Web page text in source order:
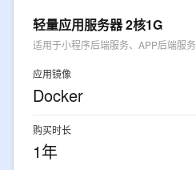
轻量应用服务器 2核1G
适用于小程序后端服务、APP后端服务
应用镜像
Docker
购买时长
1年